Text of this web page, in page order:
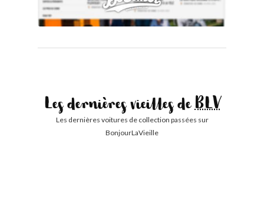
Les dernières vieilles deBLV
Les dernières voitures de collection passées sur
BonjourLaVieille